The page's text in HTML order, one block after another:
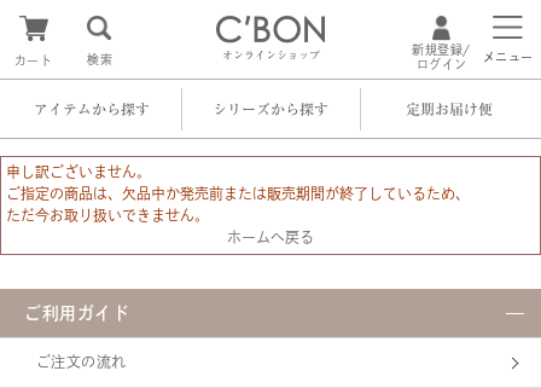
オンラインショップ
カート 検索
新規登録/
ログイン
メニュー
アイテムから探す シリーズから探す 定期お届け便
申し訳ございません。
ご指定の商品は、欠品中か発売前または販売期間が終了しているため、
ただ今お取り扱いできません。
ホームへ戻る
ご利用ガイド
ご注文の流れ